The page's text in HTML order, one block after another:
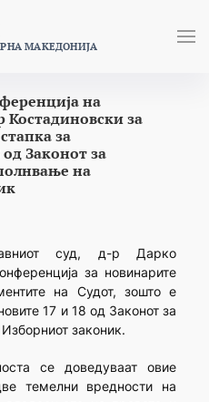
МАКЕДОНИЈА
на
Костадиновски за
за
Законот за
на
суд, д-р Дарко
за новинарите
на Судот, зошто е
17 и 18 од Законот за
законик.
се доведуваат овие
темелни вредности на